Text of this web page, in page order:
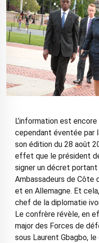
L’information est
cependant éventée par
son édition du 28 août
effet que le président
signer un décret portant
Ambassadeurs de Côte
et en Allemagne. Et
chef de la diplomatie
Le confrère révèle, en
major des Forces de
sous Laurent Gbagbo,